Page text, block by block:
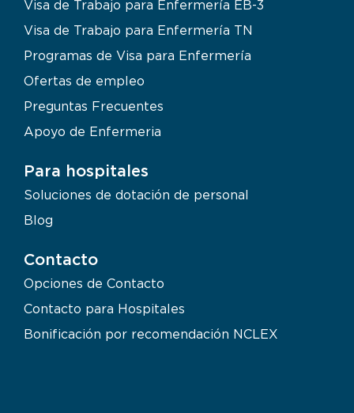
Visa de Trabajo para Enfermería EB-3
Visa de Trabajo para Enfermería TN
Programas de Visa para Enfermería
Ofertas de empleo
Preguntas Frecuentes
Apoyo de Enfermeria
Para hospitales
Soluciones de dotación de personal
Blog
Contacto
Opciones de Contacto
Contacto para Hospitales
Bonificación por recomendación NCLEX